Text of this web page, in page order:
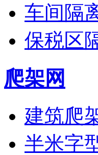
车间隔
保税区
爬架网
建筑爬
半米字